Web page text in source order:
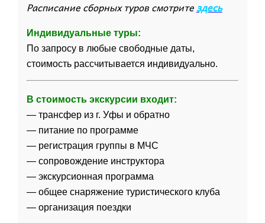
Расписание сборных туров смотритездесь
Индивидуальные туры:
По запросу в любые свободные даты,
стоимость рассчитывается индивидуально.
В стоимость экскурсии входит:
— трансфер из г. Уфы и обратно
— питание по программе
— регистрация группы в МЧС
— сопровождение инструктора
— экскурсионная программа
— общее снаряжение туристического клуба
— организация поездки